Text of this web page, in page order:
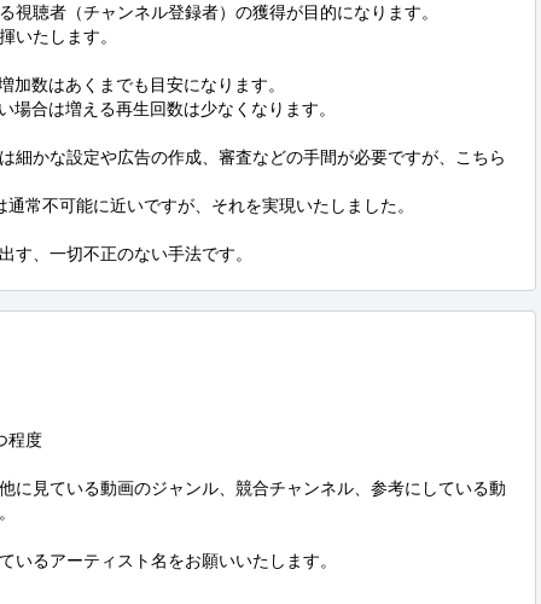
視聴者（チャンネル登録者）の獲得が目的になります。
いたします。
数はあくまでも目安になります。
合は増える再生回数は少なくなります。
細かな設定や広告の作成、審査などの手間が必要ですが、こちら
常不可能に近いですが、それを実現いたしました。
す、一切不正のない手法です。
程度
に見ている動画のジャンル、競合チャンネル、参考にしている動
るアーティスト名をお願いいたします。